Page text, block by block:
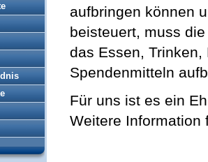
aufbringen können
beisteuert, muss
das Essen,
Spendenmitteln
Für uns ist es ein
Weitere